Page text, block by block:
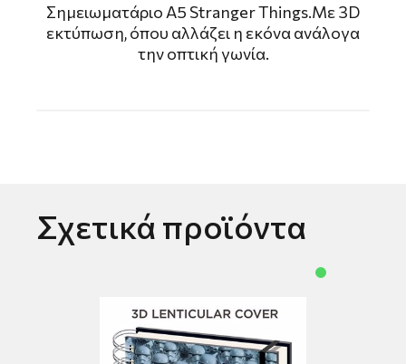
Σημειωματάριο Α5 Stranger Things.Με 3D
εκτύπωση, όπου αλλάζει η εκόνα ανάλογα
την οπτική γωνία.
Σχετικά προϊόντα